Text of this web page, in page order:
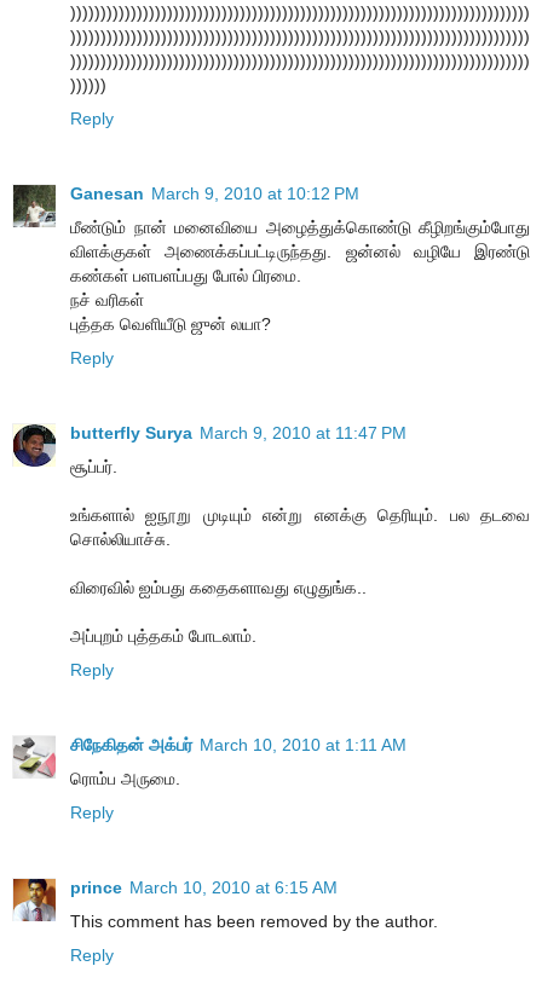
))))))))))))))))))))))))))))))))))))))))))))))))))))))))))))))))))))))))))))
))))))))))))))))))))))))))))))))))))))))))))))))))))))))))))))))))))))))))))
))))))))))))))))))))))))))))))))))))))))))))))))))))))))))))))))))))))))))))
))))))
Reply
Ganesan March 9, 2010 at 10:12 PM
மீண்டும் நான் மனைவியை அழைத்துக்கொண்டு கீழிறங்கும்போது
விளக்குகள் அணைக்கப்பட்டிருந்தது. ஜன்னல் வழியே இரண்டு
கண்கள் பளபளப்பது போல் பிரமை.
நச் வரிகள்
புத்தக வெளியீடு ஜுன் லயா?
Reply
butterfly Surya March 9, 2010 at 11:47 PM
சூப்பர்.
உங்களால் ஐநூறு முடியும் என்று எனக்கு தெரியும். பல தடவை
சொல்லியாச்சு.
விரைவில் ஐம்பது கதைகளாவது எழுதுங்க..
அப்புறம் புத்தகம் போடலாம்.
Reply
சிநேகிதன் அக்பர் March 10, 2010 at 1:11 AM
ரொம்ப அருமை.
Reply
prince March 10, 2010 at 6:15 AM
This comment has been removed by the author.
Reply